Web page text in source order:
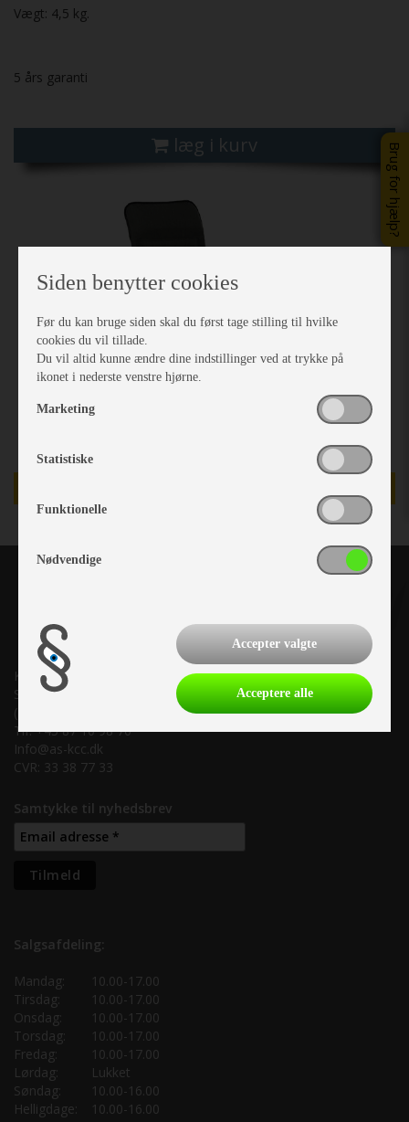
Brug for hjælp?
Vægt: 4,5 kg.
5 års garanti
læg i kurv
Next
Kronjyllands Camping Center A/S
Suderholmen 10, 8960 Randers SØ
(Lige ud til Grenåvej)
Tlf. +45 87 10 98 70
Info@as-kcc.dk
CVR: 33 38 77 33
Samtykke til nyhedsbrev
Salgsafdeling:
Mandag:
10.00-17.00
Tirsdag:
10.00-17.00
Onsdag:
10.00-17.00
Torsdag:
10.00-17.00
Fredag:
10.00-17.00
Lørdag:
Lukket
Søndag:
10.00-16.00
Helligdage:
10.00-16.00
Siden benytter cookies
Før du kan bruge siden skal du først tage stilling til hvilke
cookies du vil tillade.
Du vil altid kunne ændre dine indstillinger ved at trykke på
ikonet i nederste venstre hjørne.
Marketing
Statistiske
Funktionelle
Nødvendige
Accepter valgte
Acceptere alle